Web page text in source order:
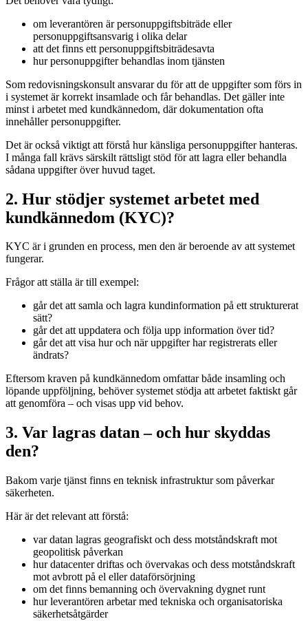
om leverantören är personuppgiftsbiträde eller
personuppgiftsansvarig i olika delar
att det finns ett personuppgiftsbiträdesavta
hur personuppgifter behandlas inom tjänsten
Som redovisningskonsult ansvarar du för att de uppgifter som förs in
i systemet är korrekt insamlade och får behandlas. Det gäller inte
minst i arbetet med kundkännedom, där dokumentation ofta
innehåller personuppgifter.
Det är också viktigt att förstå hur känsliga personuppgifter hanteras.
I många fall krävs särskilt rättsligt stöd för att lagra eller behandla
sådana uppgifter över huvud taget.
2. Hur stödjer systemet arbetet med
kundkännedom (KYC)?
KYC är i grunden en process, men den är beroende av att systemet
fungerar.
Frågor att ställa är till exempel:
går det att samla och lagra kundinformation på ett strukturerat
sätt?
går det att uppdatera och följa upp information över tid?
går det att visa hur och när uppgifter har registrerats eller
ändrats?
Eftersom kraven på kundkännedom omfattar både insamling och
löpande uppföljning, behöver systemet stödja att arbetet faktiskt går
att genomföra – och visas upp vid behov.
3. Var lagras datan – och hur skyddas
den?
Bakom varje tjänst finns en teknisk infrastruktur som påverkar
säkerheten.
Här är det relevant att förstå:
var datan lagras geografiskt och dess motståndskraft mot
geopolitisk påverkan
hur datacenter driftas och övervakas och dess motståndskraft
mot avbrott på el eller dataförsörjning
om det finns bemanning och övervakning dygnet runt
hur leverantören arbetar med tekniska och organisatoriska
säkerhetsåtgärder